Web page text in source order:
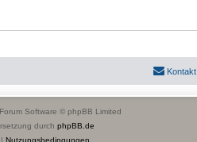
Kontakt
Software © phpBB Limited
durch phpBB.de
Nutzungsbedingungen